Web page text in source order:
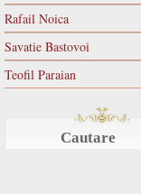
Rafail Noica
Savatie Bastovoi
Teofil Paraian
Cautare